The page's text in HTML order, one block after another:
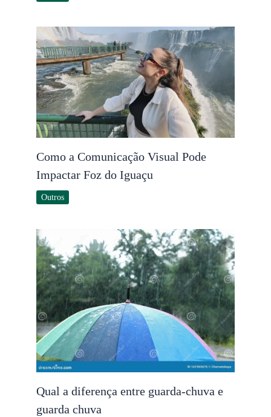
Como a Comunicação Visual Pode
Impactar Foz do Iguaçu
Outros
Qual a diferença entre guarda-chuva e
guarda chuva